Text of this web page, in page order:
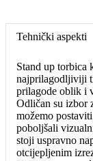
Tehnički aspekti
Stand up torbica
najprilagodljiviji
prilagode oblik i
Odličan su izbor
možemo
poboljšali
stoji uspravno
otcijepljenim